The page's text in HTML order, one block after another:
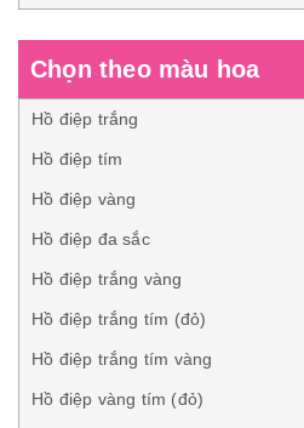
Chọn theo màu hoa
Hồ điệp trắng
Hồ điệp tím
Hồ điệp vàng
Hồ điệp đa sắc
Hồ điệp trắng vàng
Hồ điệp trắng tím (đỏ)
Hồ điệp trắng tím vàng
Hồ điệp vàng tím (đỏ)